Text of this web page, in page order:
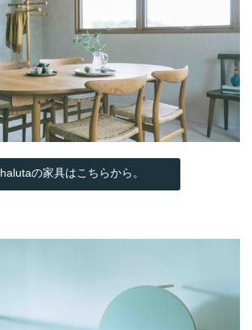
halutaの家具はこちらから。